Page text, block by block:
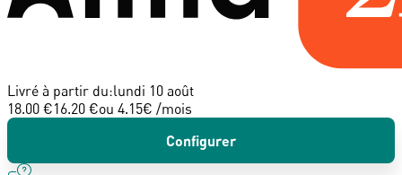
Livré à partir du:lundi 10 août
18.00 €16.20 €ou 4.15€ /mois
Configurer